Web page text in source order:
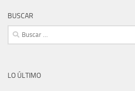
BUSCAR
Buscar:
LO ÚLTIMO